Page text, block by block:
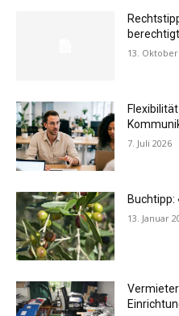
13. Oktober
7. Juli 2026
Buchtipp:
13. Januar